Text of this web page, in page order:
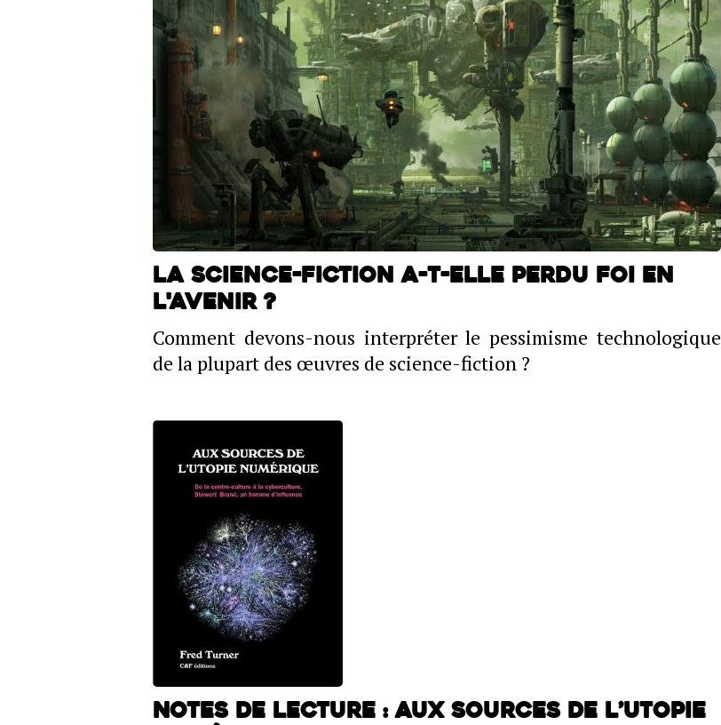
La science-fiction a-t-elle perdu foi en
l'avenir ?
Comment devons-nous interpréter le pessimisme technologique
de la plupart des œuvres de science-fiction ?
Notes de lecture : Aux sources de l’utopie